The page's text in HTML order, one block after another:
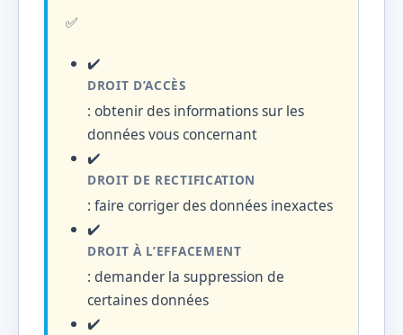
✅
✔️
DROIT D’ACCÈS
: obtenir des informations sur les
données vous concernant
✔️
DROIT DE RECTIFICATION
: faire corriger des données inexactes
✔️
DROIT À L’EFFACEMENT
: demander la suppression de
certaines données
✔️